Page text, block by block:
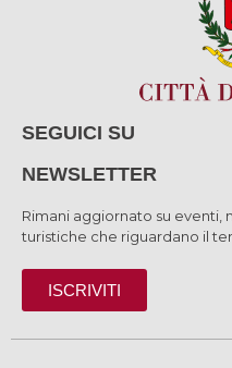
SEGUICI SU
NEWSLETTER
Rimani aggiornato su eventi,
turistiche che riguardano il
ISCRIVITI